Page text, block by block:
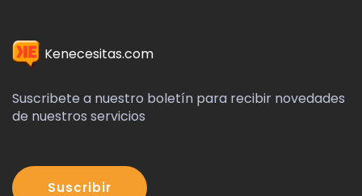
Kenecesitas.com
Suscribete a nuestro boletín para recibir novedades
de nuestros servicios
Suscribir